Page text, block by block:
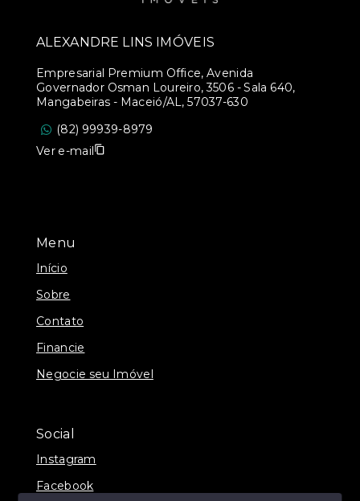
Menu
Início
Sobre
Contato
Financie
Negocie seu Imóvel
Social
Instagram
Facebook
ALEXANDRE LINS IMÓVEIS
Empresarial Premium Office, Avenida
Governador Osman Loureiro, 3506 - Sala 640,
Mangabeiras - Maceió/AL, 57037-630
(82) 99939-8979
Ver e-mail